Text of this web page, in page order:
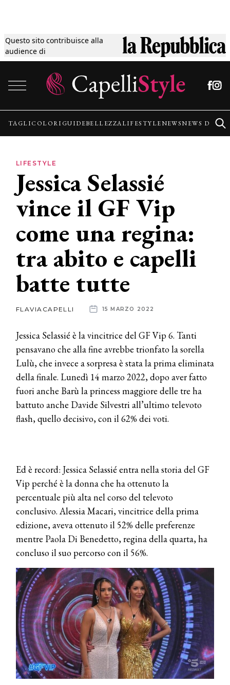
Questo sito contribuisce alla
audience di
Tagli
Colori
Guide
Lifestyle
News
News
dalle
aziende
TAGLICOLORI GUIDEBELLEZZALIFESTYLENEWSNEWS
LIFESTYLE
Jessica Selassié
vince il GF Vip
come una regina:
tra abito e capelli
batte tutte
FLAVIACAPELLI 15 MARZO 2022
Jessica Selassié è la vincitrice del GF Vip 6. Tanti
pensavano che alla fine avrebbe trionfato la sorella
Lulù, che invece a sorpresa è stata la prima eliminata
della finale. Lunedì 14 marzo 2022, dopo aver fatto
fuori anche Barù la princess maggiore delle tre ha
battuto anche Davide Silvestri all’ultimo televoto
flash, quello decisivo, con il 62% dei voti.
Ed è record: Jessica Selassié entra nella storia del GF
Vip perché è la donna che ha ottenuto la
percentuale più alta nel corso del televoto
conclusivo. Alessia Macari, vincitrice della prima
edizione, aveva ottenuto il 52% delle preferenze
mentre Paola Di Benedetto, regina della quarta, ha
concluso il suo percorso con il 56%.